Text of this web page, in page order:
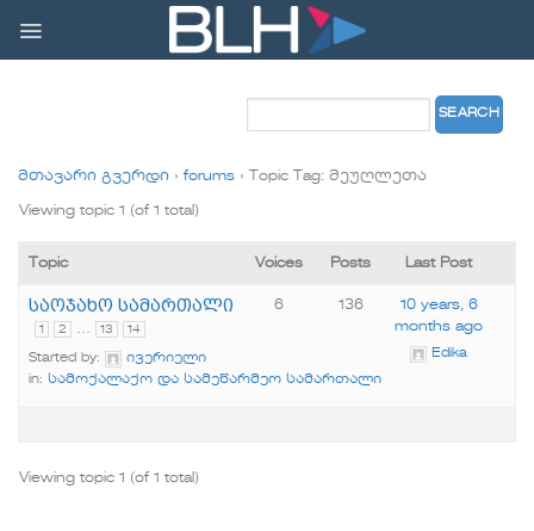
content
მთავარი გვერდი › forums › Topic Tag: მეუღლეთა
Viewing topic 1 (of 1 total)
Topic Voices Posts Last Post
საოჯახო სამართალი
1 2 … 13 14
Started by:
ივერიელი
in: სამოქალაქო და სამეწარმეო სამართალი
6 136
10 years, 6
months ago
Edika
Viewing topic 1 (of 1 total)